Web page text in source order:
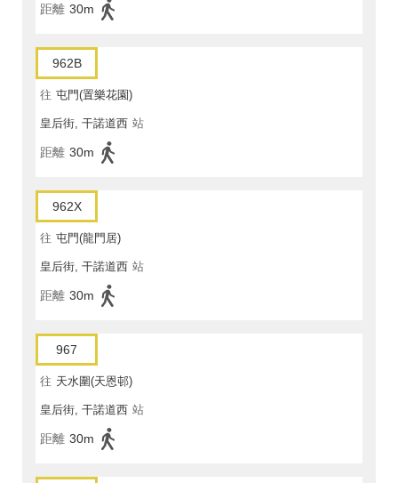
距離 30m
962B
往 屯門(置樂花園)
皇后街, 干諾道西 站
距離 30m
962X
往 屯門(龍門居)
皇后街, 干諾道西 站
距離 30m
967
往 天水圍(天恩邨)
皇后街, 干諾道西 站
距離 30m